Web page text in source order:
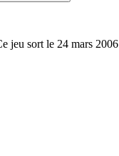
jeu sort le 24 mars 2006